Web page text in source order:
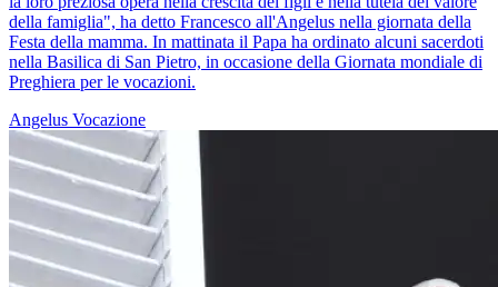
della famiglia", ha detto Francesco all'Angelus nella giornata della
Festa della mamma. In mattinata il Papa ha ordinato alcuni sacerdoti
nella Basilica di San Pietro, in occasione della Giornata mondiale di
Preghiera per le vocazioni.
Angelus Vocazione